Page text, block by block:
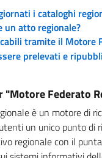
i cataloghi
un atto regionale?
tramite il Motore
prelevati e
"Motore Federato
è un motore di
un unico punto di
regionale con il